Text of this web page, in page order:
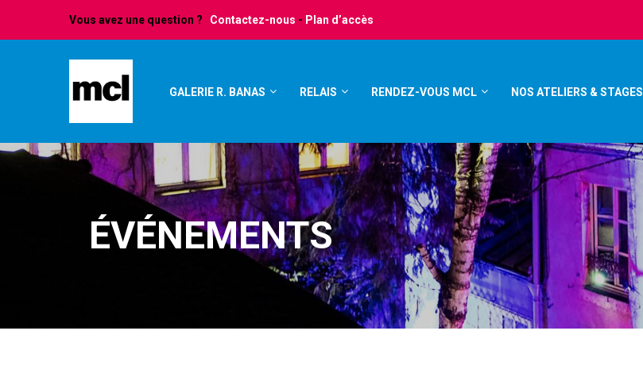
Vous avez une question ? Contactez-nous - Plan d’accès
GALERIE R. BANAS RELAIS RENDEZ-VOUS MCL NOS ATELIERS & STAGES
ÉVÉNEMENTS